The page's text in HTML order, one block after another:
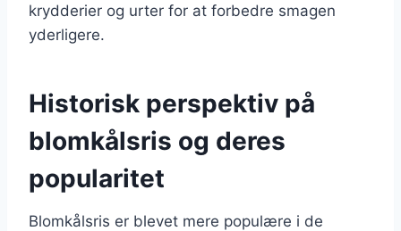
krydderier og urter for at forbedre smagen
yderligere.
Historisk perspektiv på
blomkålsris og deres
popularitet
Blomkålsris er blevet mere populære i de